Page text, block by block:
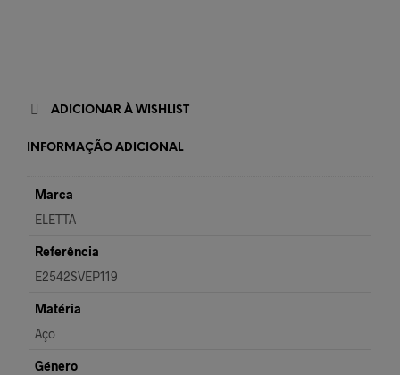
ADICIONAR À WISHLIST
INFORMAÇÃO ADICIONAL
Marca
ELETTA
Referência
E2542SVEP119
Matéria
Aço
Género